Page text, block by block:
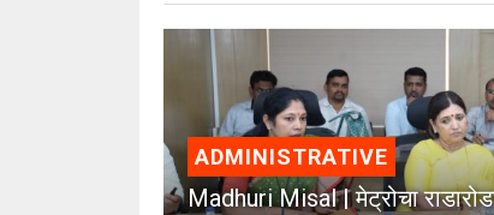
ADMINISTRATIVE
Madhuri Misal | मेट्रोचा